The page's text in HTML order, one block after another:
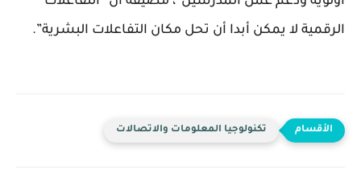
الرقمية لا يمكن أبدا أن تحل مكان التفاعلات البشرية”.
تكنولوجيا المعلومات والاتصالات